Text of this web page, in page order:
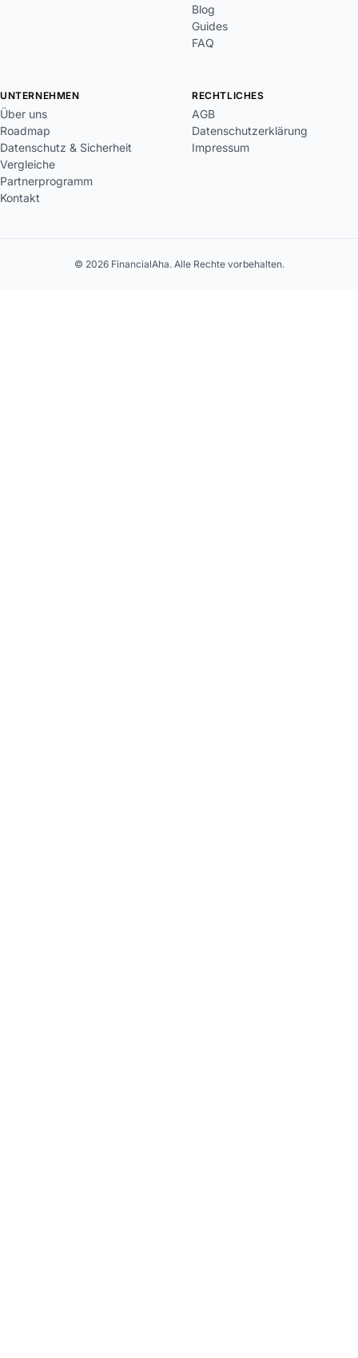
Blog
Guides
FAQ
UNTERNEHMEN
Über uns
Roadmap
Datenschutz & Sicherheit
Vergleiche
Partnerprogramm
Kontakt
RECHTLICHES
AGB
Datenschutzerklärung
Impressum
© 2026 FinancialAha. Alle Rechte vorbehalten.